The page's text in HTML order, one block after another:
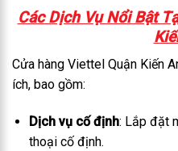
Các Dịch Vụ Nổi Bật
Cửa hàng Viettel Quận Kiến
ích, bao gồm:
Dịch vụ cố định: Lắp đặt
thoại cố định.